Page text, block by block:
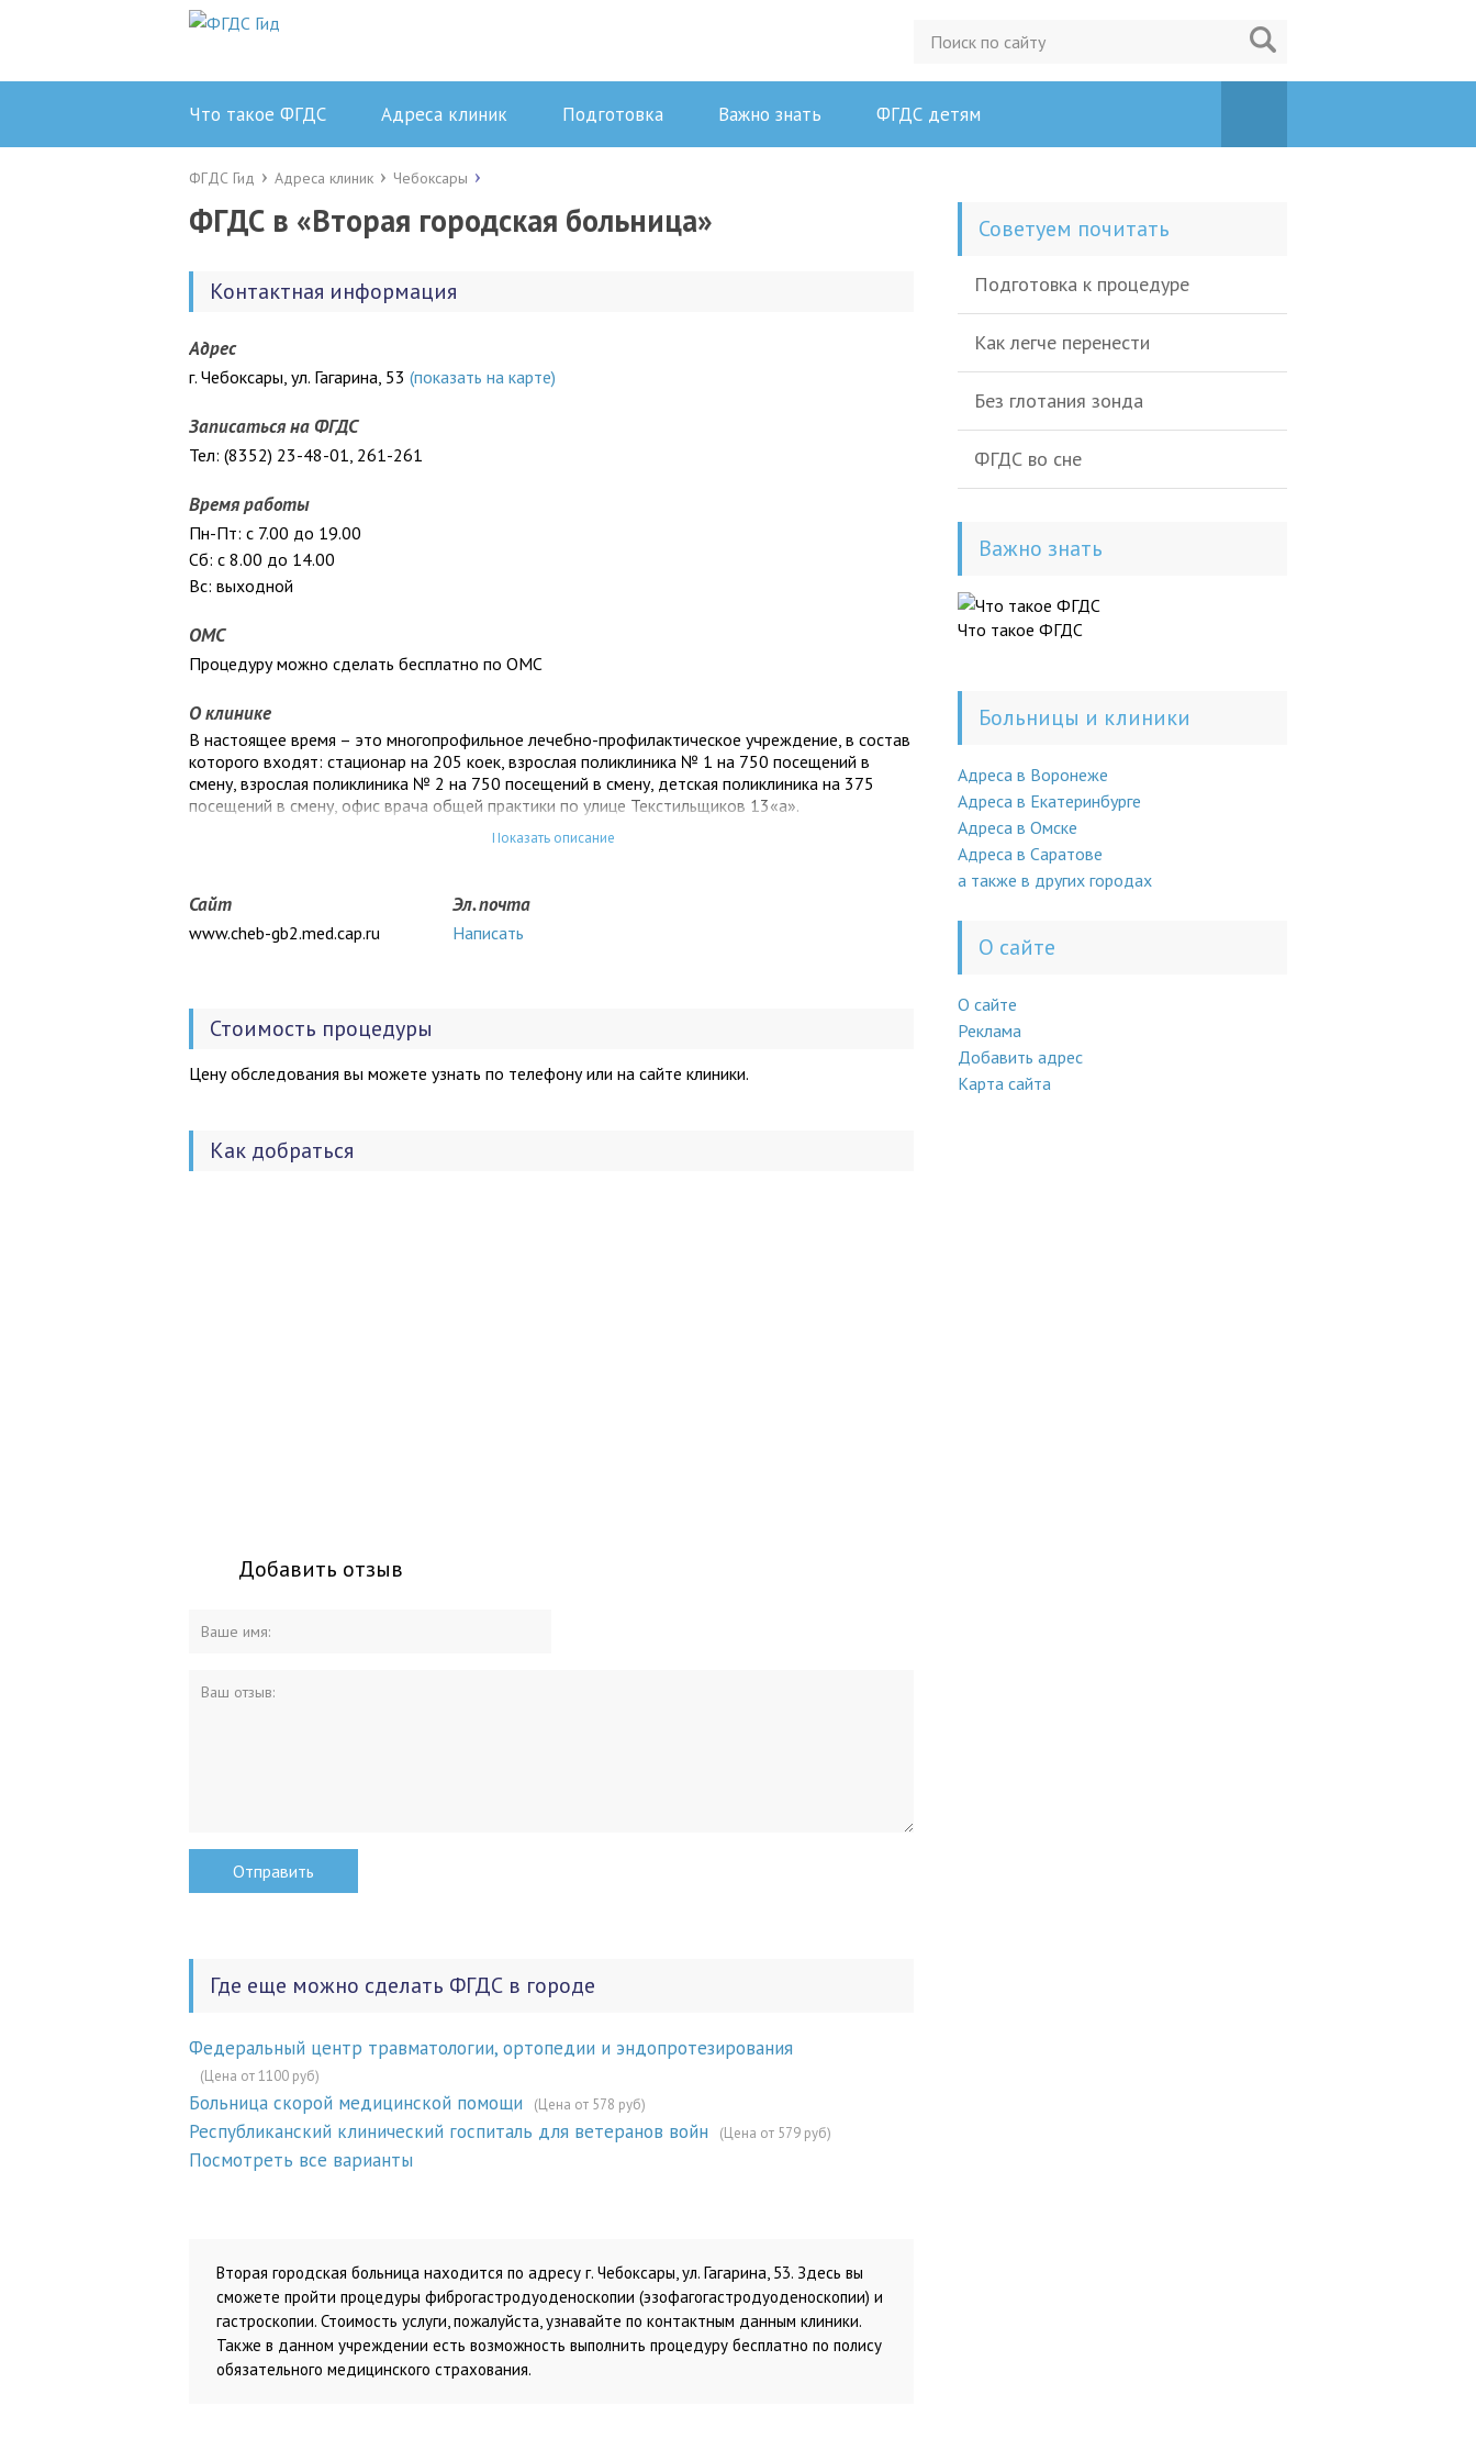
Что такое ФГДС Адреса клиник Подготовка Важно знать ФГДС детям
ФГДС Гид Адреса клиник Чебоксары
ФГДС в «Вторая городская больница»
Контактная информация
Адрес
г. Чебоксары, ул. Гагарина, 53 (показать на карте)
Записаться на ФГДС
Тел: (8352) 23-48-01, 261-261
Время работы
Пн-Пт: с 7.00 до 19.00
Сб: с 8.00 до 14.00
Вс: выходной
ОМС
Процедуру можно сделать бесплатно по ОМС
О клинике
В настоящее время – это многопрофильное лечебно-профилактическое учреждение, в состав
которого входят: стационар на 205 коек, взрослая поликлиника № 1 на 750 посещений в
смену, взрослая поликлиника № 2 на 750 посещений в смену, детская поликлиника на 375
посещений в смену, офис врача общей практики по улице Текстильщиков 13«а».
Показать описание
Сайт
www.cheb-gb2.med.cap.ru
Эл. почта
Написать
Стоимость процедуры
Цену обследования вы можете узнать по телефону или на сайте клиники.
Как добраться
Добавить отзыв
Где еще можно сделать ФГДС в городе
Федеральный центр травматологии, ортопедии и эндопротезирования
(Цена от 1100 руб)
Больница скорой медицинской помощи (Цена от 578 руб)
Республиканский клинический госпиталь для ветеранов войн (Цена от 579 руб)
Посмотреть все варианты
Вторая городская больница находится по адресу г. Чебоксары, ул. Гагарина, 53. Здесь вы
сможете пройти процедуры фиброгастродуоденоскопии (эзофагогастродуоденоскопии) и
гастроскопии. Стоимость услуги, пожалуйста, узнавайте по контактным данным клиники.
Также в данном учреждении есть возможность выполнить процедуру бесплатно по полису
обязательного медицинского страхования.
Советуем почитать
Подготовка к процедуре
Как легче перенести
Без глотания зонда
ФГДС во сне
Важно знать
Что такое ФГДС
Больницы и клиники
Адреса в Воронеже
Адреса в Екатеринбурге
Адреса в Омске
Адреса в Саратове
а также в других городах
О сайте
О сайте
Реклама
Добавить адрес
Карта сайта